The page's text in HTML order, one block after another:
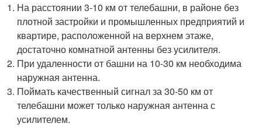
На расстоянии 3-10 км от телебашни, в районе без
плотной застройки и промышленных предприятий и
квартире, расположенной на верхнем этаже,
достаточно комнатной антенны без усилителя.
При удаленности от башни на 10-30 км необходима
наружная антенна.
Поймать качественный сигнал за 30-50 км от
телебашни может только наружная антенна с
усилителем.